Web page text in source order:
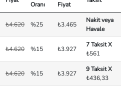
Oranı
Fiyat
₺4.620 %25 ₺3.465
Nakit veya
Havale
₺4.620 %15 ₺3.927
7 Taksit X
₺561
₺4.620 %15 ₺3.927
9 Taksit X
₺436,33